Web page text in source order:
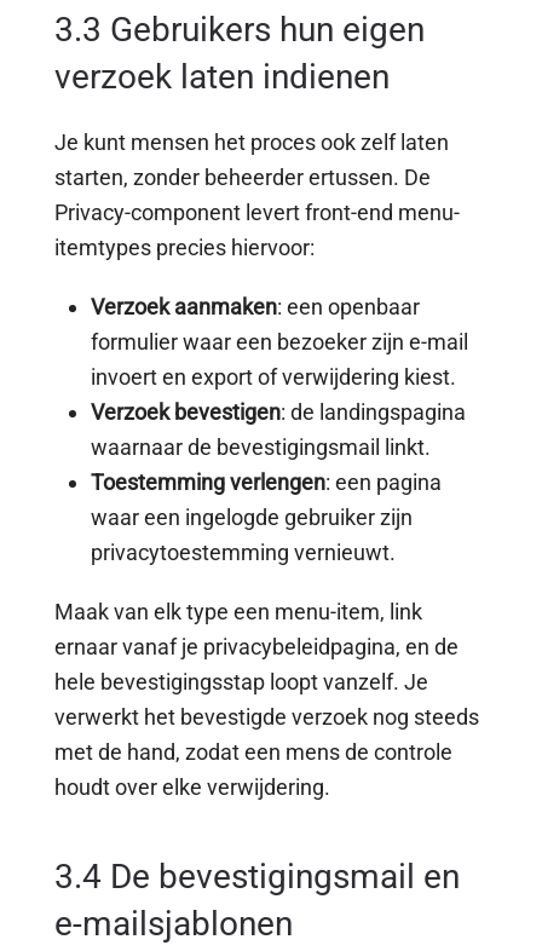
3.3 Gebruikers hun eigen
verzoek laten indienen
Je kunt mensen het proces ook zelf laten
starten, zonder beheerder ertussen. De
Privacy-component levert front-end menu-
itemtypes precies hiervoor:
Verzoek aanmaken: een openbaar
formulier waar een bezoeker zijn e-mail
invoert en export of verwijdering kiest.
Verzoek bevestigen: de landingspagina
waarnaar de bevestigingsmail linkt.
Toestemming verlengen: een pagina
waar een ingelogde gebruiker zijn
privacytoestemming vernieuwt.
Maak van elk type een menu-item, link
ernaar vanaf je privacybeleidpagina, en de
hele bevestigingsstap loopt vanzelf. Je
verwerkt het bevestigde verzoek nog steeds
met de hand, zodat een mens de controle
houdt over elke verwijdering.
3.4 De bevestigingsmail en
e-mailsjablonen